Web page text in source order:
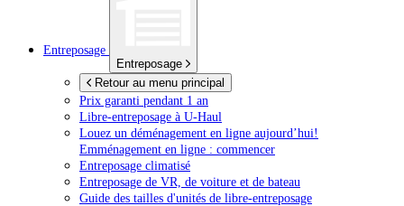
Entreposage
Entreposage
Retour au menu principal
Prix garanti pendant 1 an
Libre-entreposage à U-Haul
Louez un déménagement en ligne aujourd’hui!
Emménagement en ligne : commencer
Entreposage climatisé
Entreposage de VR, de voiture et de bateau
Guide des tailles d'unités de libre-entreposage